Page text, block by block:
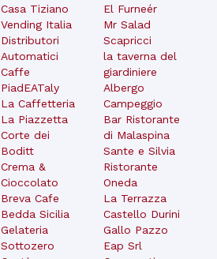
Casa Tiziano
Vending Italia
Distributori
Automatici
Caffe
PiadEATaly
La Caffetteria
La Piazzetta
Corte dei
Boditt
Crema &
Cioccolato
Breva Cafe
Bedda Sicilia
Gelateria
Sottozero
El Furneér
Mr Salad
Scapricci
la taverna del
giardiniere
Albergo
Campeggio
Bar Ristorante
di Malaspina
Sante e Silvia
Ristorante
Oneda
La Terrazza
Castello Durini
Gallo Pazzo
Eap Srl